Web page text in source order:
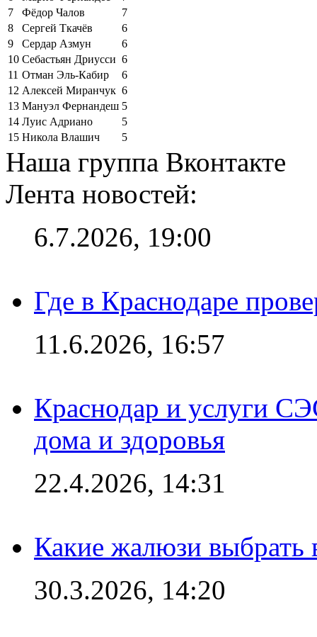
7
Фёдор Чалов
7
8
Сергей Ткачёв
6
9
Сердар Азмун
6
10 Себастьян Дриусси 6
11 Отман Эль-Кабир
6
12 Алексей Миранчук 6
13 Мануэл Фернандеш 5
14 Луис Адриано
5
15 Никола Влашич 5
Наша группа Вконтакте
Лента новостей:
6.7.2026, 19:00
Где в Краснодаре
11.6.2026, 16:57
Краснодар и услуги
дома и здоровья
22.4.2026, 14:31
Какие жалюзи выбрать
30.3.2026, 14:20